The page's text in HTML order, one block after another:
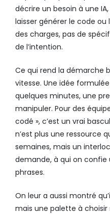
décrire un besoin à une
laisser générer le code
des charges, pas de
de l’intention.
Ce qui rend la démarche
vitesse. Une idée
quelques minutes, une
manipuler. Pour des
codé », c’est un vrai
n’est plus une ressource
semaines, mais un
demande, à qui on confie
phrases.
On leur a aussi montré
mais une palette à choisir